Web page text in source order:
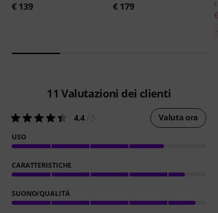
€ 139 € 179
11 Valutazioni dei clienti
4.4 Valuta ora
USO
CARATTERISTICHE
SUONO/QUALITÁ